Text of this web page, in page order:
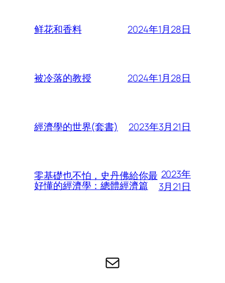
鲜花和香料 2024年1月28日
被冷落的教授 2024年1月28日
經濟學的世界(套書) 2023年3月21日
零基礎也不怕，史丹佛給你最
好懂的經濟學：總體經濟篇
2023年
3月21日
电子邮件